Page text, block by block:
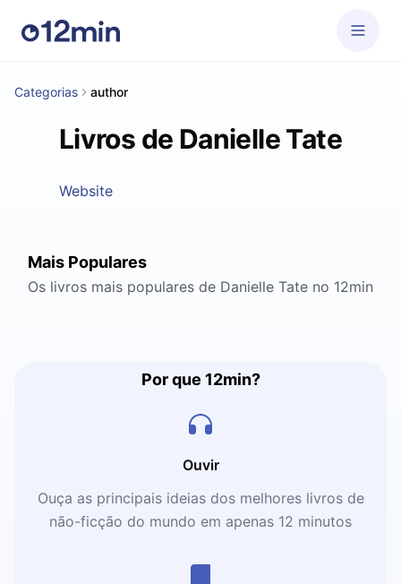
Categorias author
Livros de Danielle Tate
Website
Mais Populares
Os livros mais populares de Danielle Tate no 12min
Por que 12min?
Ouvir
Ouça as principais ideias dos melhores livros de
não-ficção do mundo em apenas 12 minutos